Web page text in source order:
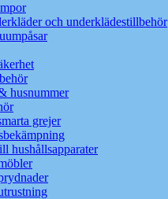
och underklädestillbehör
husnummer
grejer
hushållsapparater